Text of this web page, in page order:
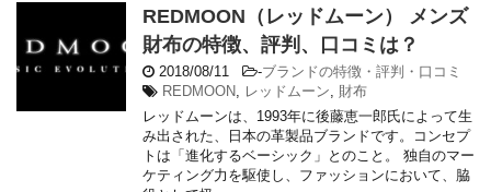
REDMOON（レッドムーン） メンズ
財布の特徴、評判、口コミは？
2018/08/11 -ブランドの特徴・評判・口コミ
REDMOON, レッドムーン, 財布
レッドムーンは、1993年に後藤恵一郎氏によって生
み出された、日本の革製品ブランドです。コンセプ
トは「進化するベーシック」とのこと。 独自のマー
ケティング力を駆使し、ファッションにおいて、脇